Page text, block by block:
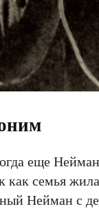
еще
семья
Нейман с